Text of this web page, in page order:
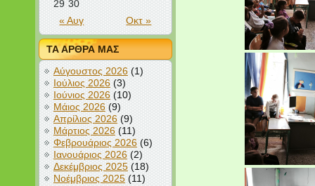
« Αυγ Οκτ »
29 30
ΤΑ ΑΡΘΡΑ ΜΑΣ
Αύγουστος 2026(1)
Ιούλιος 2026(3)
Ιούνιος 2026(10)
Μάιος 2026(9)
Απρίλιος 2026(9)
Μάρτιος 2026(11)
Φεβρουάριος 2026(6)
Ιανουάριος 2026(2)
Δεκέμβριος 2025(18)
Νοέμβριος 2025(11)